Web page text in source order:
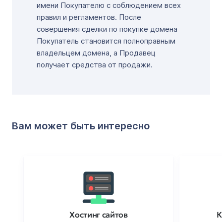
имени Покупателю с соблюдением всех
правил и регламентов. После
совершения сделки по покупке домена
Покупатель становится полноправным
владельцем домена, а Продавец
получает средства от продажи.
Вам может быть интересно
Хостинг сайтов